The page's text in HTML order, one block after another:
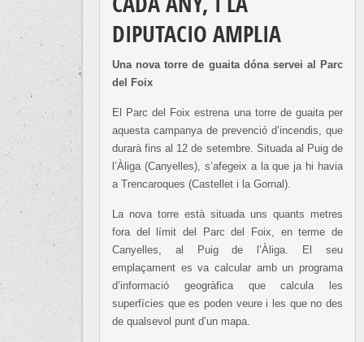
CADA ANY, I LA
DIPUTACIO AMPLIA
Una nova torre de guaita dóna servei al Parc
del Foix
El Parc del Foix estrena una torre de guaita per
aquesta campanya de prevenció d’incendis, que
durarà fins al 12 de setembre. Situada al Puig de
l’Àliga (Canyelles), s’afegeix a la que ja hi havia
a Trencaroques (Castellet i la Gornal).
La nova torre està situada uns quants metres
fora del límit del Parc del Foix, en terme de
Canyelles, al Puig de l’Àliga. El seu
emplaçament es va calcular amb un programa
d’informació geogràfica que calcula les
superfícies que es poden veure i les que no des
de qualsevol punt d’un mapa.